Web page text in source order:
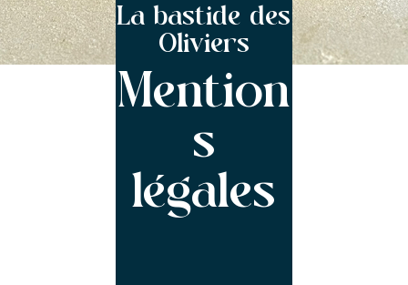
La bastide des
Oliviers
Mention
s
légales